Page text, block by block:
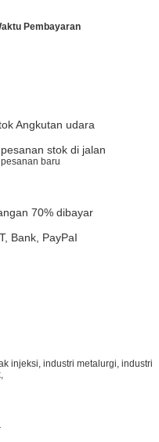
Pembayaran
Angkutan udara
stok di jalan
baru
70% dibayar
Bank, PayPaI
injeksi, industri metalurgi, industri